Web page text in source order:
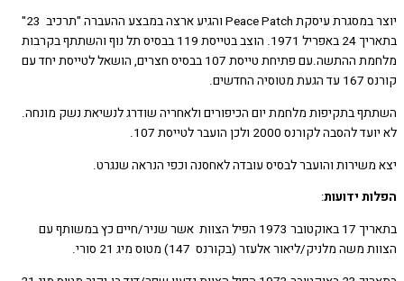
יוצר במסגרת עיסקת Peace Patch והגיע ארצה במבצע ההעברה "תרכיב 23"
בתאריך 24 באפריל 1971. הוצב בטייסת 119 בבסיס תל נוף והשתתף בקרבות
מלחמת ההתשה.עם פתיחת טייסת 107 בבסיס חצרים, הושאל לטייסת יחד עם
החדשים.
בתקיפות מלחמת יום הכיפורים ולאחריה שודרג לנשיאת נשק מונחה.
לקורנס 2000 ולכן הועבר לטייסת 107.
והועבר לבסיס עובדה לאחסנה וכפי הנראה שנגרט.
ידועות:
בתאריך 17 באוקטובר 1973 הפיל הצוות אשר שניר/חיים כץ במשותף עם
מלניק/ליאור אלעזר (בקורנס 147) מטוס מיג 21 סורי.